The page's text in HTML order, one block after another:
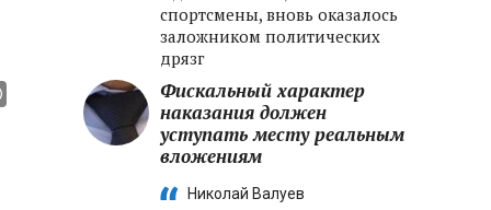
спортсмены, вновь оказалось
заложником политических
дрязг
Фискальный характер
наказания должен
уступать месту реальным
вложениям
Николай Валуев